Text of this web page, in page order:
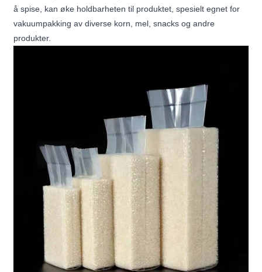
å spise, kan øke holdbarheten til produktet, spesielt egnet for
vakuumpakking av diverse korn, mel, snacks og andre
produkter.